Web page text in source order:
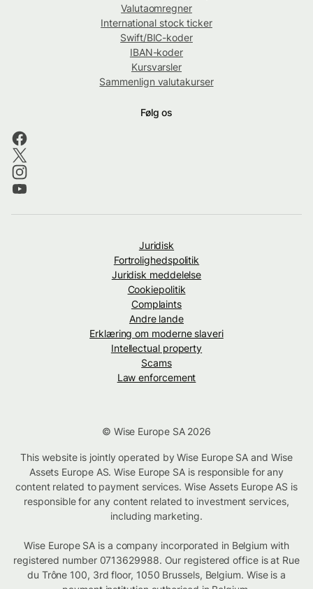
Valutaomregner
International stock ticker
Swift/BIC-koder
IBAN-koder
Kursvarsler
Sammenlign valutakurser
Følg os
Juridisk
Fortrolighedspolitik
Juridisk meddelelse
Cookiepolitik
Complaints
Andre lande
Erklæring om moderne slaveri
Intellectual property
Scams
Law enforcement
© Wise Europe SA 2026
This website is jointly operated by Wise Europe SA and Wise
Assets Europe AS. Wise Europe SA is responsible for any
content related to payment services. Wise Assets Europe AS is
responsible for any content related to investment services,
including marketing.
Wise Europe SA is a company incorporated in Belgium with
registered number 0713629988. Our registered office is at Rue
du Trône 100, 3rd floor, 1050 Brussels, Belgium. Wise is a